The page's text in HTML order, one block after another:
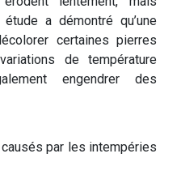
a démontré qu’une
certaines pierres
de température
engendrer des